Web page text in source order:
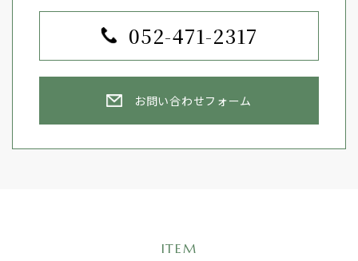
052-471-2317
お問い合わせフォーム
ITEM